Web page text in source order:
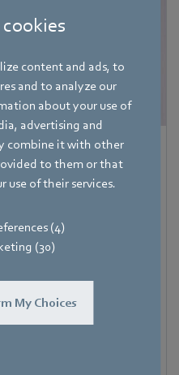
content and ads, to
and to analyze our
about your use of
advertising and
combine it with other
to them or that
use of their services.
(4)
(30)
My Choices
ebm-papst Gruppe
,Deutschland